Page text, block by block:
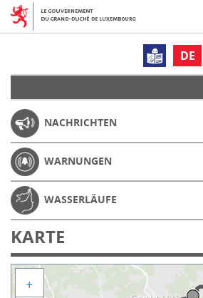
DE
NACHRICHTEN
WARNUNGEN
WASSERLÄUFE
KARTE
+